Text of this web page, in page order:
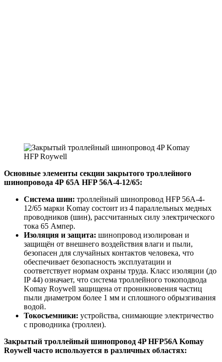
Основные элементы секции закрытого троллейного
шинопровода 4Р 65А HFP 56A-4-12/65:
Система шин: троллейный шинопровод HFP 56A-4-
12/65 марки Komay состоит из 4 параллельных медных
проводников (шин), рассчитанных силу электрического
тока 65 Ампер.
Изоляция и защита: шинопровод изолирован и
защищён от внешнего воздействия влаги и пыли,
безопасен для случайных контактов человека, что
обеспечивает безопасность эксплуатации и
соответствует нормам охраны труда. Класс изоляции (до
IP 44) означает, что система троллейного токоподвода
Komay Roywell защищена от проникновения частиц
пыли диаметром более 1 мм и сплошного обрызгивания
водой.
Токосъемники: устройства, снимающие электричество
с проводника (троллеи).
Закрытый троллейный шинопровод 4P HFP56A Komay
Roywell часто используется в различных областях: